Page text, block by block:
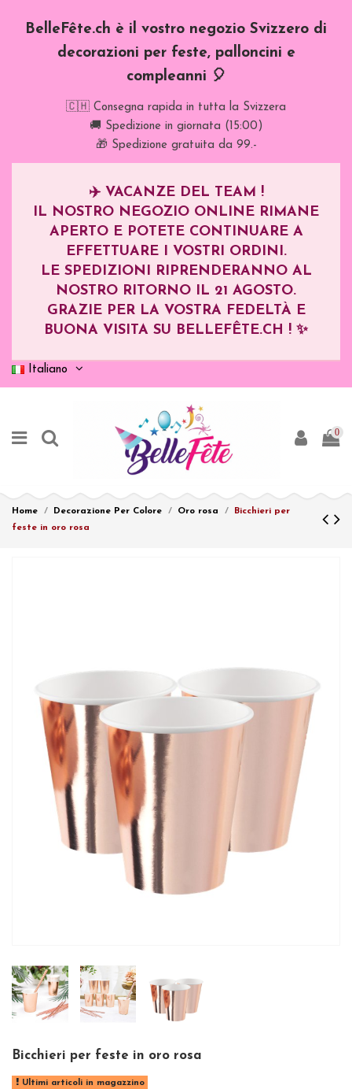
BelleFête.ch è il vostro negozio Svizzero di
decorazioni per feste, palloncini e
compleanni 🎈
🇨🇭 Consegna rapida in tutta la Svizzera
🚚 Spedizione in giornata (15:00)
🎁 Spedizione gratuita da 99.-
✈️ VACANZE DEL TEAM !
IL NOSTRO NEGOZIO ONLINE RIMANE
APERTO E POTETE CONTINUARE A
EFFETTUARE I VOSTRI ORDINI.
LE SPEDIZIONI RIPRENDERANNO AL
NOSTRO RITORNO IL 21 AGOSTO.
GRAZIE PER LA VOSTRA FEDELTÀ E
BUONA VISITA SU BELLEFÊTE.CH ! ✨
Italiano
0
Home Decorazione Per Colore Oro rosa
Bicchieri per
feste in oro rosa
Bicchieri per feste in oro rosa
Ultimi articoli in magazzino